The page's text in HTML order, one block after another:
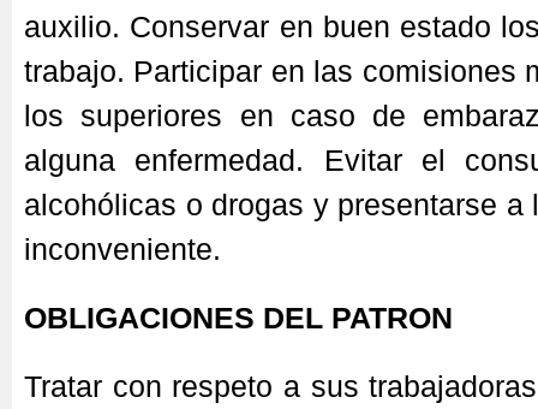
auxilio. Conservar en buen estado
trabajo. Participar en las comisiones
los superiores en caso de
alguna enfermedad. Evitar el
alcohólicas o drogas y presentarse a
inconveniente.
OBLIGACIONES DEL PATRON
Tratar con respeto a sus